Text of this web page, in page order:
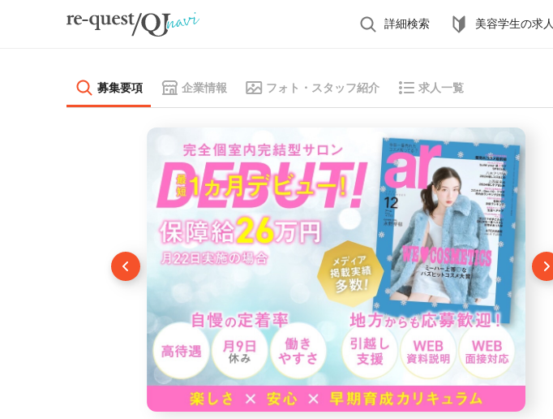
詳細検索 美容学生の求人
募集要項 企業情報 フォト・スタッフ紹介 求人一覧